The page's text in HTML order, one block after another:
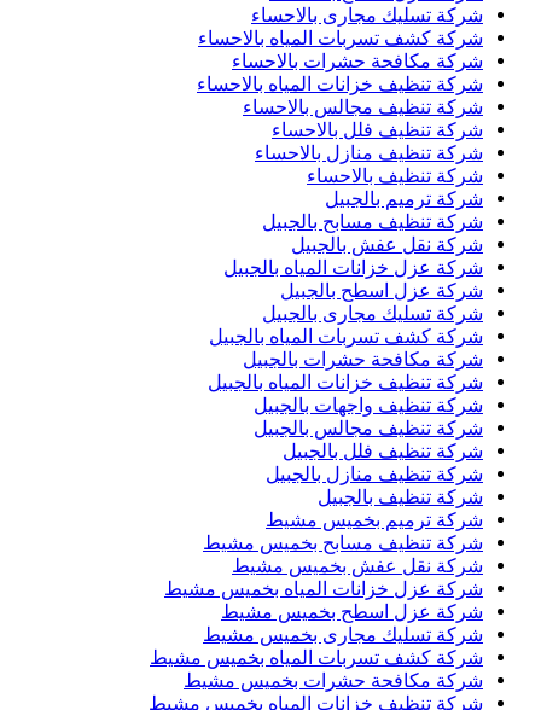
شركة تسليك مجارى بالاحساء
شركة كشف تسربات المياه بالاحساء
شركة مكافحة حشرات بالاحساء
شركة تنظيف خزانات المياه بالاحساء
شركة تنظيف مجالس بالاحساء
شركة تنظيف فلل بالاحساء
شركة تنظيف منازل بالاحساء
شركة تنظيف بالاحساء
شركة ترميم بالجبيل
شركة تنظيف مسابح بالجبيل
شركة نقل عفش بالجبيل
شركة عزل خزانات المياه بالجبيل
شركة عزل اسطح بالجبيل
شركة تسليك مجارى بالجبيل
شركة كشف تسربات المياه بالجبيل
شركة مكافحة حشرات بالجبيل
شركة تنظيف خزانات المياه بالجبيل
شركة تنظيف واجهات بالجبيل
شركة تنظيف مجالس بالجبيل
شركة تنظيف فلل بالجبيل
شركة تنظيف منازل بالجبيل
شركة تنظيف بالجبيل
شركة ترميم بخميس مشيط
شركة تنظيف مسابح بخميس مشيط
شركة نقل عفش بخميس مشيط
شركة عزل خزانات المياه بخميس مشيط
شركة عزل اسطح بخميس مشيط
شركة تسليك مجارى بخميس مشيط
شركة كشف تسربات المياه بخميس مشيط
شركة مكافحة حشرات بخميس مشيط
شركة تنظيف خزانات المياه بخميس مشيط